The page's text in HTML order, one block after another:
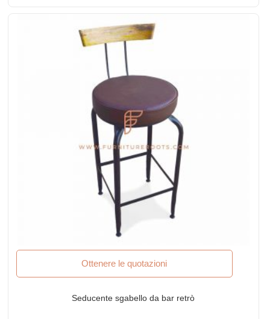
Ottenere le quotazioni
Seducente sgabello da bar retrò